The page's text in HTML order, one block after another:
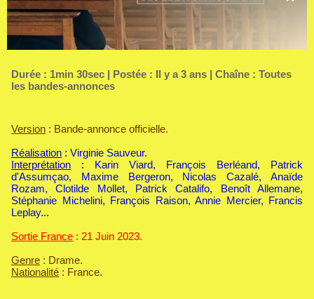
Durée : 1min 30sec | Postée : Il y a 3 ans | Chaîne : Toutes
les bandes-annonces
Version : Bande-annonce officielle.
Réalisation : Virginie Sauveur.
Interprétation : Karin Viard, François Berléand, Patrick
d'Assumçao, Maxime Bergeron, Nicolas Cazalé, Anaïde
Rozam, Clotilde Mollet, Patrick Catalifo, Benoît Allemane,
Stéphanie Michelini, François Raison, Annie Mercier, Francis
Leplay...
Sortie France : 21 Juin 2023.
Genre : Drame.
Nationalité : France.